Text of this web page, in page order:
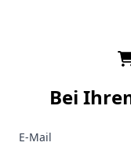
Bei
E-Mail